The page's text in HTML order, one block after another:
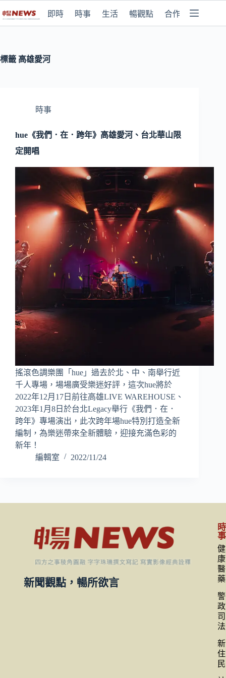
即時 時事 生活 暢觀點 合作媒體
標籤 高雄愛河
時事
hue《我們．在．跨年》高雄愛河、台北華山限
定開唱
搖滾色調樂團「hue」過去於北、中、南舉行近
千人專場，場場廣受樂迷好評，這次hue將於
2022年12月17日前往高雄LIVE WAREHOUSE、
2023年1月8日於台北Legacy舉行《我們．在．
跨年》專場演出，此次跨年場hue特別打造全新
編制，為樂迷帶來全新體驗，迎接充滿色彩的
新年！
編輯室
2022/11/24
新聞觀點，暢所欲言
時
事
健
康
醫
藥
警
政
司
法
新
住
民